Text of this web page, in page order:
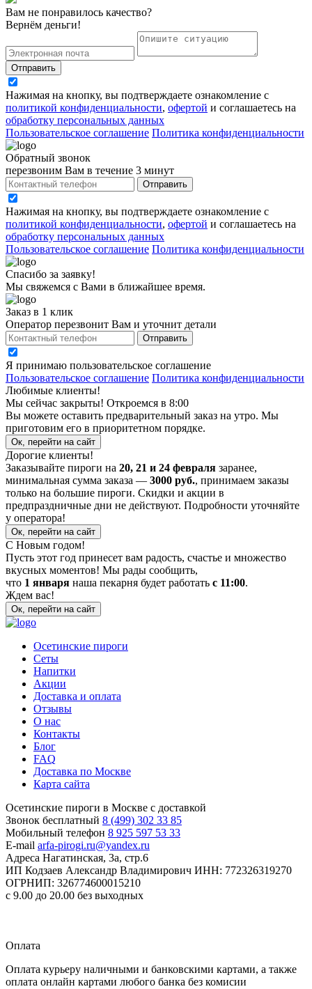
Вам не понравилось качество?
Вернём деньги!
Отправить
Нажимая на кнопку, вы подтверждаете ознакомление с
политикой конфиденциальности, офертой и соглашаетесь на
обработку персональных данных
Пользовательское соглашение Политика конфиденциальности
Обратный звонок
перезвоним Вам в течение 3 минут
Отправить
Нажимая на кнопку, вы подтверждаете ознакомление с
политикой конфиденциальности, офертой и соглашаетесь на
обработку персональных данных
Пользовательское соглашение Политика конфиденциальности
Спасибо за заявку!
Мы свяжемся с Вами в ближайшее время.
Заказ в 1 клик
Оператор перезвонит Вам и уточнит детали
Отправить
Я принимаю пользовательское соглашение
Пользовательское соглашение Политика конфиденциальности
Любимые клиенты!
Мы сейчас закрыты! Откроемся в 8:00
Вы можете оставить предварительный заказ на утро. Мы
приготовим его в приоритетном порядке.
Ок, перейти на сайт
Дорогие клиенты!
Заказывайте пироги на 20, 21 и 24 февраля заранее,
минимальная сумма заказа — 3000 руб., принимаем заказы
только на большие пироги. Скидки и акции в
предпраздничные дни не действуют. Подробности уточняйте
у оператора!
Ок, перейти на сайт
С Новым годом!
Пусть этот год принесет вам радость, счастье и множество
вкусных моментов! Мы рады сообщить,
что 1 января наша пекарня будет работать с 11:00.
Ждем вас!
Ок, перейти на сайт
Осетинские пироги
Сеты
Напитки
Акции
Доставка и оплата
Отзывы
О нас
Контакты
Блог
FAQ
Доставка по Москве
Карта сайта
Осетинские пироги в Москве с доставкой
Звонок бесплатный 8 (499) 302 33 85
Мобильный телефон 8 925 597 53 33
E-mail arfa-pirogi.ru@yandex.ru
Адреса Нагатинская, 3а, стр.6
ИП Кодзаев Александр Владимирович ИНН: 772326319270
ОГРНИП: 326774600015210
с 9.00 до 20.00 без выходных
Оплата
Оплата курьеру наличными и банковскими картами, а также
оплата онлайн картами любого банка без комисии